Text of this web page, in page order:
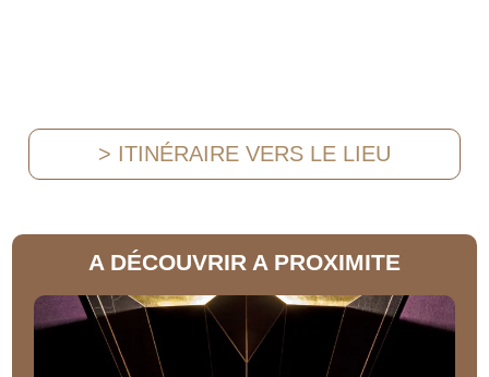
> ITINÉRAIRE VERS LE LIEU
A DÉCOUVRIR A PROXIMITE